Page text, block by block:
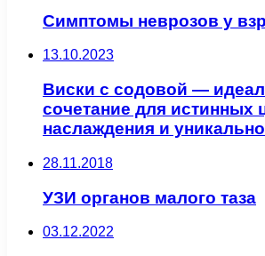
Симптомы неврозов у
13.10.2023
Виски с содовой —
сочетание для истинных
наслаждения и
28.11.2018
УЗИ органов малого таза
03.12.2022